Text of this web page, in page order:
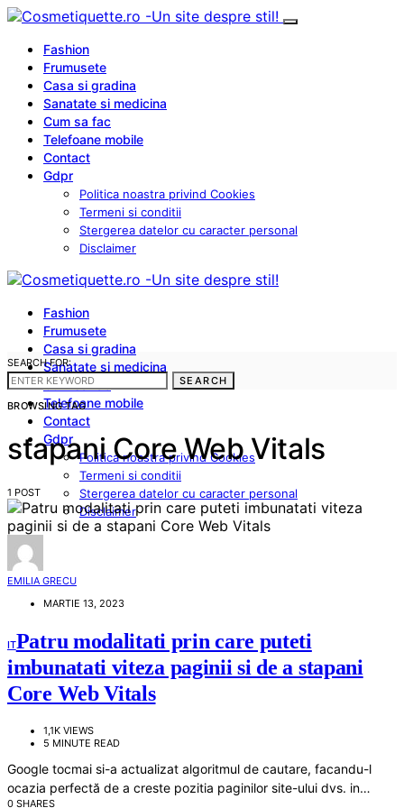
Fashion
Frumusete
Casa si gradina
Sanatate si medicina
Cum sa fac
Telefoane mobile
Contact
Gdpr
Politica noastra privind Cookies
Termeni si conditii
Stergerea datelor cu caracter personal
Disclaimer
Fashion
Frumusete
Casa si gradina
Sanatate si medicina
Cum sa fac
Telefoane mobile
Contact
Gdpr
Politica noastra privind Cookies
Termeni si conditii
Stergerea datelor cu caracter personal
Disclaimer
SEARCH FOR:
SEARCH
BROWSING TAG
stapani Core Web Vitals
1 POST
EMILIA GRECU
MARTIE 13, 2023
ITPatru modalitati prin care puteti
imbunatati viteza paginii si de a stapani
Core Web Vitals
1,1K VIEWS
5 MINUTE READ
Google tocmai si-a actualizat algoritmul de cautare, facandu-l
ocazia perfectă de a creste pozitia paginilor site-ului dvs. in…
0 SHARES